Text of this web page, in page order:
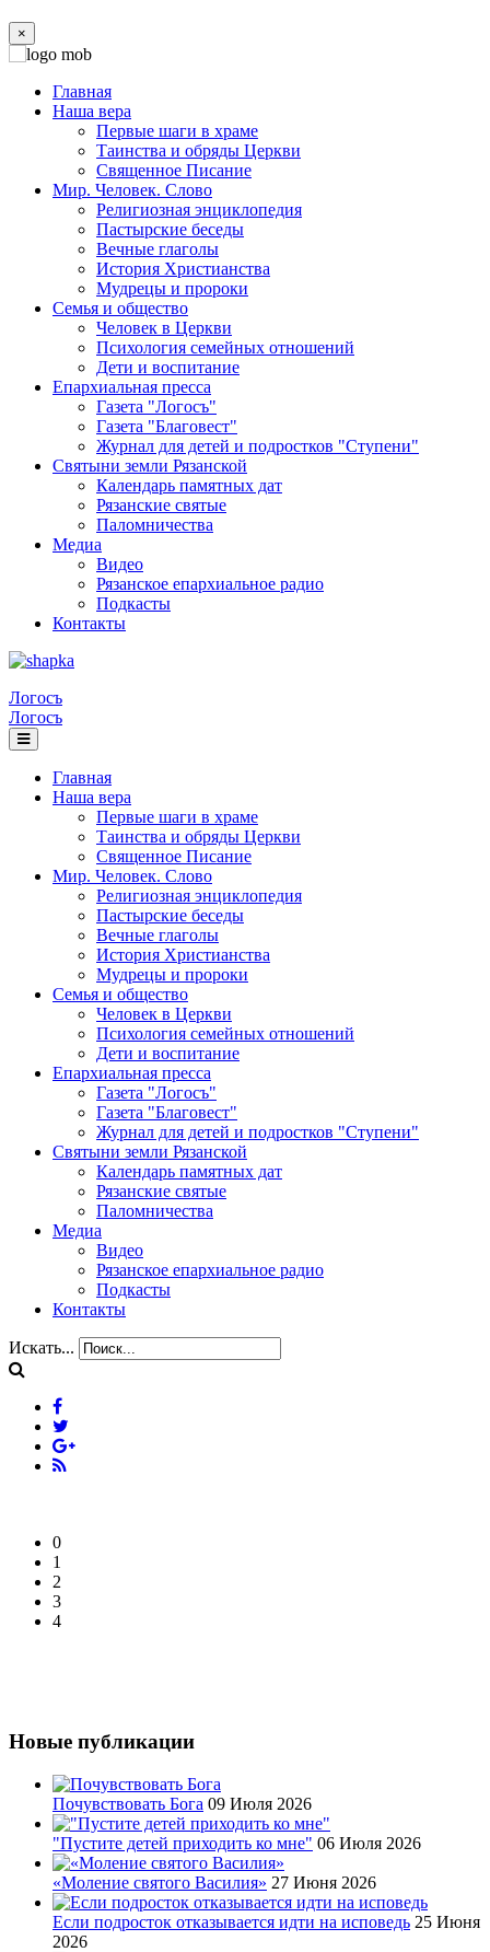
×
Главная
Наша вера
Первые шаги в храме
Таинства и обряды Церкви
Священное Писание
Мир. Человек. Слово
Религиозная энциклопедия
Пастырские беседы
Вечные глаголы
История Христианства
Мудрецы и пророки
Семья и общество
Человек в Церкви
Психология семейных отношений
Дети и воспитание
Епархиальная пресса
Газета "Логосъ"
Газета "Благовест"
Журнал для детей и подростков "Ступени"
Святыни земли Рязанской
Календарь памятных дат
Рязанские святые
Паломничества
Медиа
Видео
Рязанское епархиальное радио
Подкасты
Контакты
Логосъ
Логосъ
Главная
Наша вера
Первые шаги в храме
Таинства и обряды Церкви
Священное Писание
Мир. Человек. Слово
Религиозная энциклопедия
Пастырские беседы
Вечные глаголы
История Христианства
Мудрецы и пророки
Семья и общество
Человек в Церкви
Психология семейных отношений
Дети и воспитание
Епархиальная пресса
Газета "Логосъ"
Газета "Благовест"
Журнал для детей и подростков "Ступени"
Святыни земли Рязанской
Календарь памятных дат
Рязанские святые
Паломничества
Медиа
Видео
Рязанское епархиальное радио
Подкасты
Контакты
Искать...
0
1
2
3
4
Новые публикации
Почувствовать Бога 09 Июля 2026
"Пустите детей приходить ко мне" 06 Июля 2026
«Моление святого Василия» 27 Июня 2026
Если подросток отказывается идти на исповедь 25 Июня
2026